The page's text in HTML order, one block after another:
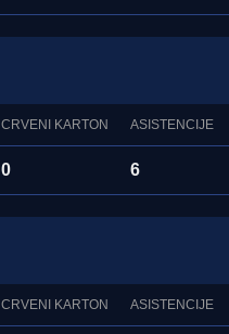
CRVENI KARTON ASISTENCIJE
0 6
CRVENI KARTON ASISTENCIJE